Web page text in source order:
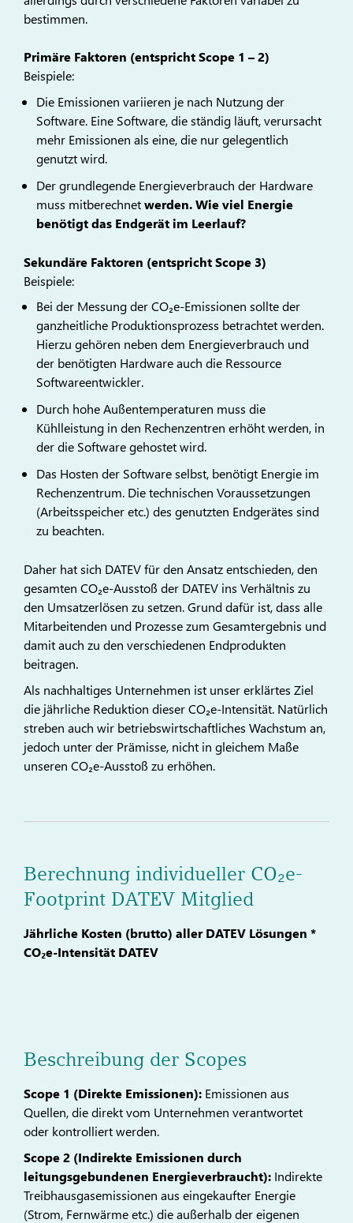
bestimmen.
Primäre Faktoren (entspricht Scope 1 – 2)
Beispiele:
Die Emissionen variieren je nach Nutzung der
Software. Eine Software, die ständig läuft, verursacht
mehr Emissionen als eine, die nur gelegentlich
genutzt wird.
Der grundlegende Energieverbrauch der Hardware
muss mitberechnetwerden. Wie viel Energie
benötigt das Endgerät im Leerlauf?
Sekundäre Faktoren (entspricht Scope 3)
Beispiele:
Bei der Messung der CO₂e-Emissionen sollte der
ganzheitliche Produktionsprozess betrachtet werden.
Hierzu gehören neben dem Energieverbrauch und
der benötigten Hardware auch die Ressource
Softwareentwickler.
Durch hohe Außentemperaturen muss die
Kühlleistung in den Rechenzentren erhöht werden, in
der die Software gehostet wird.
Das Hosten der Software selbst, benötigt Energie im
Rechenzentrum. Die technischen Voraussetzungen
(Arbeitsspeicher etc.) des genutzten Endgerätes sind
zu beachten.
Daher hat sich DATEV für den Ansatz entschieden, den
gesamten CO₂e-Ausstoß der DATEV ins Verhältnis zu
den Umsatzerlösen zu setzen. Grund dafür ist, dass alle
Mitarbeitenden und Prozesse zum Gesamtergebnis und
damit auch zu den verschiedenen Endprodukten
beitragen.
Als nachhaltiges Unternehmen ist unser erklärtes Ziel
die jährliche Reduktion dieser CO₂e-Intensität. Natürlich
streben auch wir betriebswirtschaftliches Wachstum an,
jedoch unter der Prämisse, nicht in gleichem Maße
unseren CO₂e-Ausstoß zu erhöhen.
Berechnung individueller CO₂e-
Footprint DATEV Mitglied
Jährliche Kosten (brutto) aller DATEV Lösungen *
CO₂e-Intensität DATEV
Beschreibung der Scopes
Scope 1 (Direkte Emissionen): Emissionen aus
Quellen, die direkt vom Unternehmen verantwortet
oder kontrolliert werden.
Scope 2 (Indirekte Emissionen durch
leitungsgebundenen Energieverbraucht): Indirekte
Treibhausgasemissionen aus eingekaufter Energie
(Strom, Fernwärme etc.) die außerhalb der eigenen